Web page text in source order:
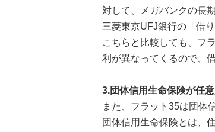
対して、メガバンクの長
三菱東京UFJ銀行の「借
こちらと比較しても、フ
利が異なってくるので、
3.団体信用生命保険が任
また、フラット35は団体
団体信用生命保険とは、